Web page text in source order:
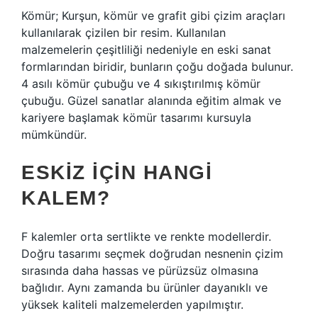
Kömür; Kurşun, kömür ve grafit gibi çizim araçları
kullanılarak çizilen bir resim. Kullanılan
malzemelerin çeşitliliği nedeniyle en eski sanat
formlarından biridir, bunların çoğu doğada bulunur.
4 asılı kömür çubuğu ve 4 sıkıştırılmış kömür
çubuğu. Güzel sanatlar alanında eğitim almak ve
kariyere başlamak kömür tasarımı kursuyla
mümkündür.
ESKIZ IÇIN HANGI
KALEM?
F kalemler orta sertlikte ve renkte modellerdir.
Doğru tasarımı seçmek doğrudan nesnenin çizim
sırasında daha hassas ve pürüzsüz olmasına
bağlıdır. Aynı zamanda bu ürünler dayanıklı ve
yüksek kaliteli malzemelerden yapılmıştır.